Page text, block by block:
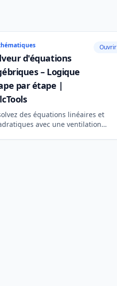
d'équations
– Logique
par étape |
Ouvrir
des équations linéaires et
avec une ventilation